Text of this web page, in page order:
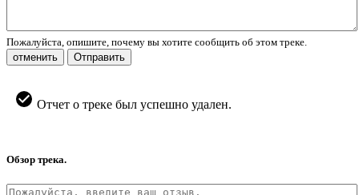
Пожалуйста, опишите, почему вы хотите сообщить об этом треке.
отменить
Отправить
Отчет о треке был успешно удален.
Обзор трека.